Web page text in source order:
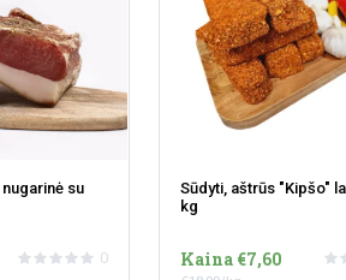
su
0
Sūdyti, aštrūs "Kipšo"
kg
Kaina €7,60